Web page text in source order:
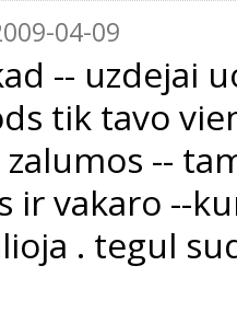
04-09
-- uzdejai
tik tavo
--
ir vakaro --
. tegul